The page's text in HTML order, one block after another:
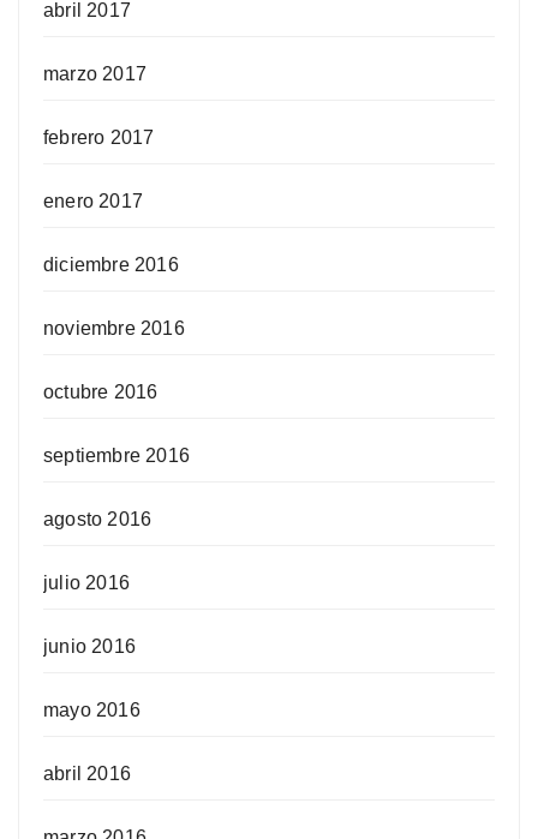
abril 2017
marzo 2017
febrero 2017
enero 2017
diciembre 2016
noviembre 2016
octubre 2016
septiembre 2016
agosto 2016
julio 2016
junio 2016
mayo 2016
abril 2016